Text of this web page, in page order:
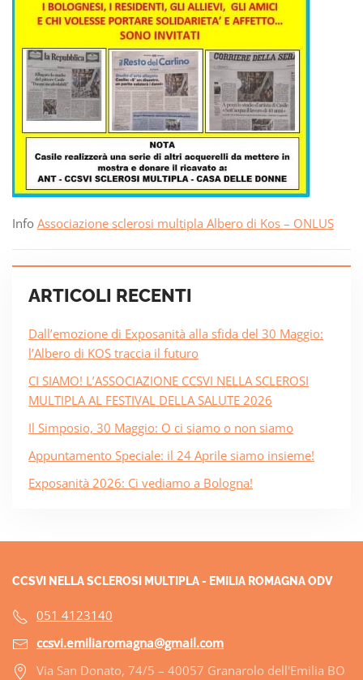
Info Associazione sclerosi multipla Albero di Kos – ONLUS
ARTICOLI RECENTI
Dall’emozione di Exposanità alla sfida del 30 Maggio:
l’Albero di KOS traccia il futuro
CI SIAMO! L’ASSOCIAZIONE CCSVI NELLA SCLEROSI
MULTIPLA AL FESTIVAL DELLA SALUTE 2026
Il Simposio, 30 Maggio: O ci siamo o non siamo
Appuntamento Speciale: il 24 Aprile siamo insieme!
Exposanità 2026: Ci vediamo a Bologna!
CCSVI NELLA SCLEROSI MULTIPLA - EMILIA ROMAGNA ODV
051 4123140
ccsvi.emiliaromagna@gmail.com
Via San Donato, 74/5 – 40057 Granarolo dell'Emilia BO